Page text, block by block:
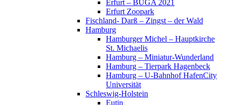
Erfurt – BUGA 2021
Erfurt Zoopark
Fischland- Darß – Zingst – der Wald
Hamburg
Hamburger Michel – Hauptkirche
St. Michaelis
Hamburg – Miniatur-Wunderland
Hamburg – Tierpark Hagenbeck
Hamburg – U-Bahnhof HafenCity
Universität
Schleswig-Holstein
Eutin